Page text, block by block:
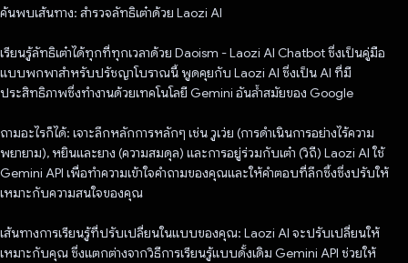
ค้นพบเส้นทาง: สำรวจลัทธิเต๋าด้วย Laozi AI
เรียนรู้ลัทธิเต๋าได้ทุกที่ทุกเวลาด้วย Daoism - Laozi AI Chatbot ซึ่งเป็นคู่มือ
แบบพกพาสำหรับปรัชญาโบราณนี้ พูดคุยกับ Laozi AI ซึ่งเป็น AI ที่มี
ประสิทธิภาพซึ่งทำงานด้วยเทคโนโลยี Gemini อันล้ำสมัยของ Google
ถามอะไรก็ได้: เจาะลึกหลักการหลักๆ เช่น วูเว่ย (การดําเนินการอย่างไร้ความ
พยายาม), หยินและยาง (ความสมดุล) และการอยู่ร่วมกับเต๋า (วิถี) Laozi AI ใช้
Gemini API เพื่อทำความเข้าใจคําถามของคุณและให้คําตอบที่ลึกซึ้งซึ่งปรับให้
เหมาะกับความสนใจของคุณ
เส้นทางการเรียนรู้ที่ปรับเปลี่ยนในแบบของคุณ: Laozi AI จะปรับเปลี่ยนให้
เหมาะกับคุณ ซึ่งแตกต่างจากวิธีการเรียนรู้แบบดั้งเดิม Gemini API ช่วยให้